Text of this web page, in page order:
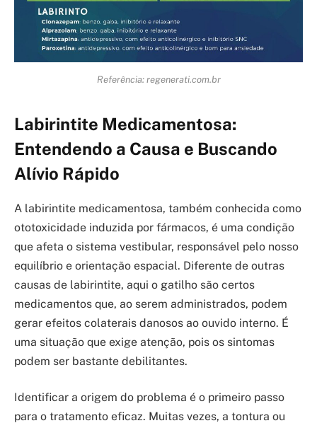
Referência: regenerati.com.br
Labirintite Medicamentosa:
Entendendo a Causa e Buscando
Alívio Rápido
A labirintite medicamentosa, também conhecida como
ototoxicidade induzida por fármacos, é uma condição
que afeta o sistema vestibular, responsável pelo nosso
equilíbrio e orientação espacial. Diferente de outras
causas de labirintite, aqui o gatilho são certos
medicamentos que, ao serem administrados, podem
gerar efeitos colaterais danosos ao ouvido interno. É
uma situação que exige atenção, pois os sintomas
podem ser bastante debilitantes.
Identificar a origem do problema é o primeiro passo
para o tratamento eficaz. Muitas vezes, a tontura ou